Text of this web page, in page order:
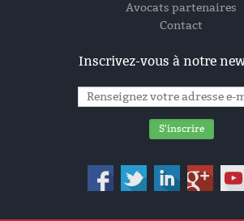
Avocats partenaires
Contact
Inscrivez-vous à notre